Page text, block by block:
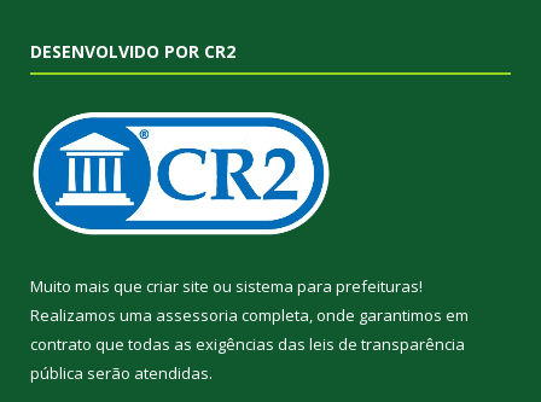
DESENVOLVIDO POR CR2
Muito mais que criar site ou sistema para prefeituras!
Realizamos uma assessoria completa, onde garantimos em
contrato que todas as exigências das leis de transparência
pública serão atendidas.